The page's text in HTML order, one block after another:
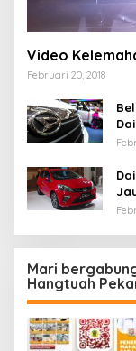
Video
Februari 20, 2018
Mari
Hangtuah